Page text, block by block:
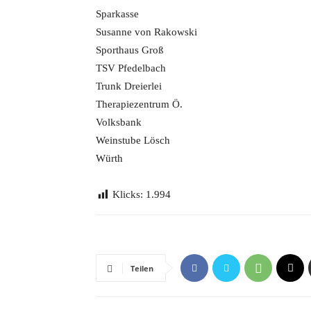
Sparkasse
Susanne von Rakowski
Sporthaus Groß
TSV Pfedelbach
Trunk Dreierlei
Therapiezentrum Ö.
Volksbank
Weinstube Lösch
Würth
Klicks: 1.994
Teilen